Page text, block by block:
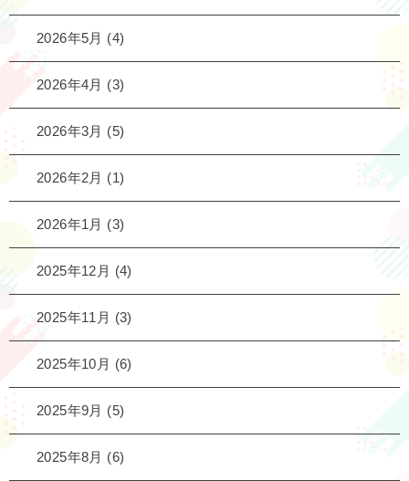
2026年5月 (4)
2026年4月 (3)
2026年3月 (5)
2026年2月 (1)
2026年1月 (3)
2025年12月 (4)
2025年11月 (3)
2025年10月 (6)
2025年9月 (5)
2025年8月 (6)